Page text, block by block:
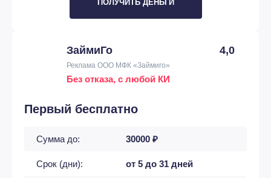
ПОЛУЧИТЬ ДЕНЬГИ
ЗаймиГо 4,0
Реклама ООО МФК «Займиго»
Без отказа, с любой КИ
Первый бесплатно
Сумма до: 30000 ₽
Срок (дни): от 5 до 31 дней